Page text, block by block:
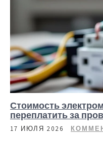
Стоимость
переплатить за
17 ИЮЛЯ 2026